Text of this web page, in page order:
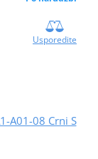
Usporedite
A01-08 Crni S